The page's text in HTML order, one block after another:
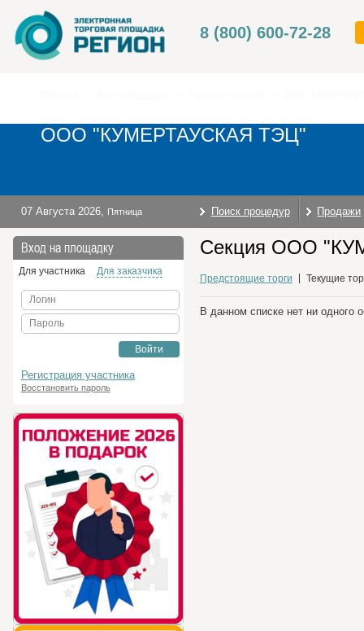
8 (800) 600-72-28
ООО "КУМЕРТАУСКАЯ ТЭЦ"
07 Августа 2026, Пятница Поиск процедур Продажи
Вход на площадку
Для участника Для заказчика
Логин
Пароль
Войти
Регистрация участника
Восстановить пароль
Секция ООО
Предстоящие торги Текущие
В данном списке нет ни одного